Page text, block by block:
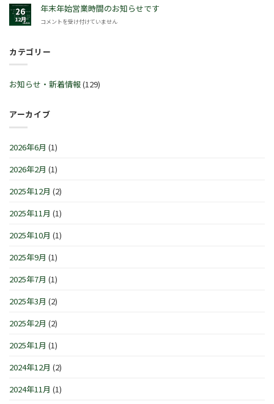
ラ
ビ
™
ブ
レ
ョ
IN
浜/
町』！！
は
ン
グ
ル
21
～
1
(日)
は
2026
2025
年
30
年
4
26
12月
年末年始営業時間のお知らせです
年
始
お
知
で
は
コメントを受け付けていません
カテゴリー
お知らせ・新着情報(129)
アーカイブ
2026年6月 (1)
2026年2月 (1)
2025年12月 (2)
2025年11月 (1)
2025年10月 (1)
2025年9月 (1)
2025年7月 (1)
2025年3月 (2)
2025年2月 (2)
2025年1月 (1)
2024年12月 (2)
2024年11月 (1)